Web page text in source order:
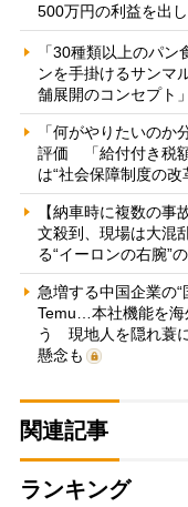
500万円の利益を出
「30種類以上のパ
ンを手掛けるサン
舗展開のコンセプト
「何がやりたいの
評価 「給付付き税
は“社会保障制度の改
【納車時に複数の事
文殺到、現場は大混
る“イーロンの右腕”
急増する中国企業の
Temu…本社機能を海
う 現地人を隠れ蓑
懸念も
関連記事
ランキング